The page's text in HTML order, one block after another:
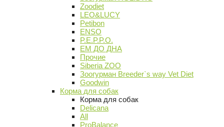
Zoodiet
LEO&LUCY
Petibon
ENSO
P.E.P.P.O.
ЕМ ДО ДНА
Прочие
Siberia ZOO
Зоогурман Breeder`s way Vet Diet
Goodwin
Корма для собак
Корма для собак
Delicana
All
ProBalance